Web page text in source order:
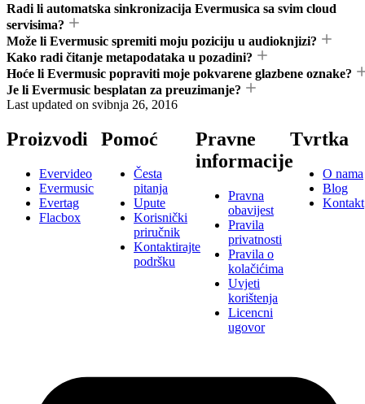
Radi li automatska sinkronizacija Evermusica sa svim cloud
servisima?
Može li Evermusic spremiti moju poziciju u audioknjizi?
Kako radi čitanje metapodataka u pozadini?
Hoće li Evermusic popraviti moje pokvarene glazbene oznake?
Je li Evermusic besplatan za preuzimanje?
Last updated on svibnja 26, 2016
Proizvodi
Evervideo
Evermusic
Evertag
Flacbox
Pomoć
Česta
pitanja
Upute
Korisnički
priručnik
Kontaktirajte
podršku
Pravne
informacije
Pravna
obavijest
Pravila
privatnosti
Pravila o
kolačićima
Uvjeti
korištenja
Licencni
ugovor
Tvrtka
O nama
Blog
Kontakt